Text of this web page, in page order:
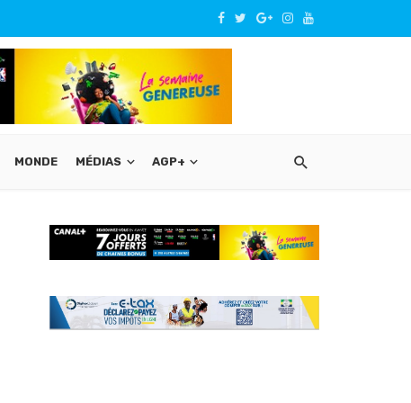
MONDE MÉDIAS AGP+